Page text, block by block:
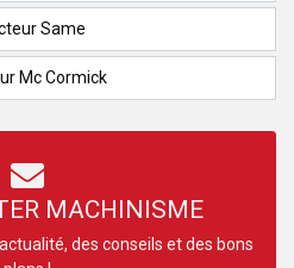
Same
Mc Cormick
MACHINISME
des conseils et des bons